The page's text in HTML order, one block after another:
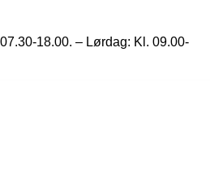
18.00. – Lørdag: Kl. 09.00-